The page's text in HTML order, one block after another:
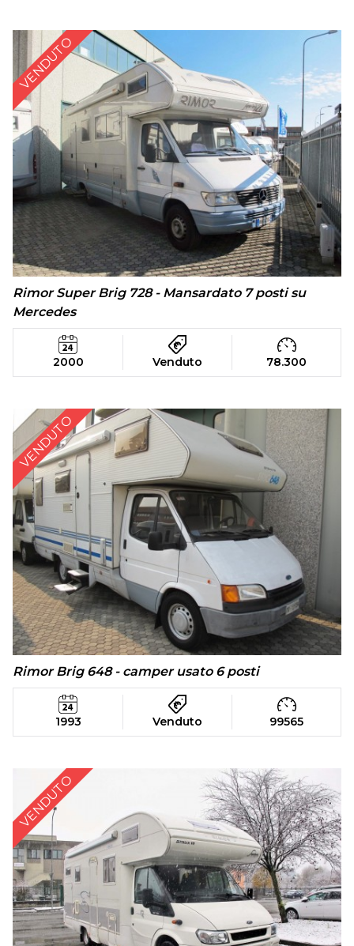
VENDUTO
Rimor Super Brig 728 - Mansardato 7 posti su
Mercedes
2000 Venduto 78.300
VENDUTO
Rimor Brig 648 - camper usato 6 posti
1993 Venduto 99565
VENDUTO